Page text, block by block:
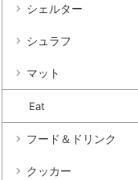
シェルター
シュラフ
マット
Eat
フード＆ドリンク
クッカー